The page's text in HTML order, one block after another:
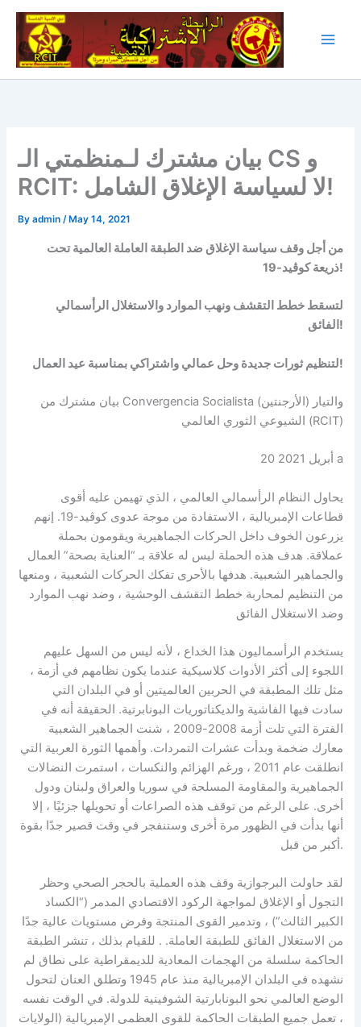
Skip
content
بيان مشترك لـمنظمتي الـ CS و
RCIT: لا لسياسة الإغلاق الشامل!
Byadmin/ May 14, 2021
من أجل وقف سياسة الإغلاق ضد الطبقة العاملة العالمية تحت
ذريعة كوڤيد-19!
لتسقط خطط التقشف ونهب الموارد والاستغلال الرأسمالي
الفائق!
لتنظيم ثورات جديدة وحل عمالي واشتراكي بمناسبة عيد العمال!
بيان مشترك من Convergencia Socialista (الأرجنتين) والتيار
الشيوعي الثوري العالمي (RCIT)
20 أبريل 2021 a
يحاول النظام الرأسمالي العالمي ، الذي تهيمن عليه أقوى
قطاعات الإمبريالية ، الاستفادة من موجة عدوى كوڤيد-19. إنهم
يزرعون الخوف داخل الحركات الجماهيرية ويقومون بحملة
عملاقة. هدف هذه الحملة ليس له علاقة بـ “العناية بصحة” العمال
والجماهير الشعبية. هدفها بالأحرى تفکك الحرکات الشعبية ، ومنعها
من التنظيم لمحاربة خطط التقشف الوحشية ، وضد نهب الموارد
وضد الاستغلال الفائق
يستخدم الرأسماليون هذا الخداع ، لأنه ليس من السهل عليهم
اللجوء إلى أكثر الأدوات كلاسيكية عندما يكون نظامهم في أزمة ،
مثل تلك المطبقة في الحربين العالميتين أو في البلدان التي
سادت فيها الفاشية والديكتاتوريات البونابرتية. الحقيقة أنه في
الفترة التي تلت أزمة 2008-2009 ، شنت الجماهير الشعبية
معارك ضخمة وبدأت عشرات التمردات. وأهمها الثورة العربية التي
انطلقت عام 2011 ، ورغم الهزائم والنكسات ، استمرت النضالات
الجماهيرية والمقاومة المسلحة في سوريا والعراق ولبنان ودول
أخرى. على الرغم من توقف هذه الصراعات أو تحويلها جزئيًا ، إلا
أنها بدأت في الظهور مرة أخرى وستنفجر في وقت قصير جدًا بقوة
أكبر من قبل.
لقد حاولت البرجوازية وقف هذه العملية بالحجر الصحي وحظر
التجول أو الإغلاق لمواجهة الركود الاقتصادي المدمر (“الكساد
الكبير الثالث”) ، وتدمير القوى المنتجة وفرض مستويات عالية جدًا
من الاستغلال الفائق للطبقة العاملة. . للقيام بذلك ، تنشر الطبقة
الحاكمة سلسلة من الهجمات المعادية للديمقراطية على نطاق لم
نشهده في البلدان الإمبريالية منذ عام 1945 وتطلق العنان لتحول
الوضع العالمي نحو البونابارتية الشوفينية للدولة. في الوقت نفسه
، تعمل جميع الطبقات الحاكمة للقوى العظمى الإمبريالية (الولايات